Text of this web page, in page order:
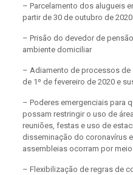
– Parcelamento dos alugueis
partir de 30 de outubro de 2020
– Prisão do devedor de
ambiente domiciliar
– Adiamento de processos
de 1º de fevereiro de 2020 e
– Poderes emergenciais para
possam restringir o uso de
reuniões, festas e uso de
disseminação do coronavírus
assembleias ocorram por meio
– Flexibilização de regras de